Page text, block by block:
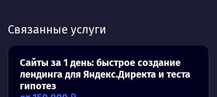
Связанные услуги
Сайты за 1 день: быстрое создание
лендинга для Яндекс.Директа и теста
гипотез